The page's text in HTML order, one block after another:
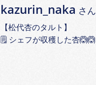
kazurin_naka さん
【松代杏のタルト】
🗒 シェフが収穫した杏🙆‍🙆